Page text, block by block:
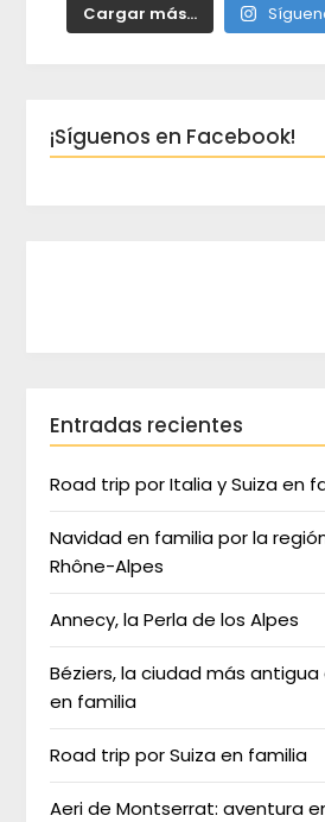
Cargar más...
¡Síguenos en Facebook!
Entradas recientes
Road trip por Italia y Suiza en
Navidad en familia por la
Rhône-Alpes
Annecy, la Perla de los Alpes
Béziers, la ciudad más antigua
en familia
Road trip por Suiza en familia
Aeri de Montserrat: aventura